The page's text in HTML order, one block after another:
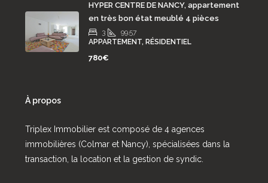
HYPER CENTRE DE NANCY, appartement
en très bon état meublé 4 pièces
3
99.57
APPARTEMENT, RÉSIDENTIEL
780€
À propos
Triplex Immobilier est composé de 4 agences
immobilières (Colmar et Nancy), spécialisées dans la
transaction, la location et la gestion de syndic.